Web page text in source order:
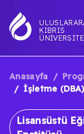
içeriğe
atla
KIBRIS
SAYFA
YOLU
Anasayfa
İşletme
Lisansüstü